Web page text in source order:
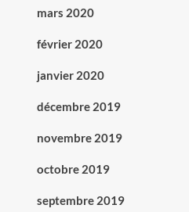
mars 2020
février 2020
janvier 2020
décembre 2019
novembre 2019
octobre 2019
septembre 2019